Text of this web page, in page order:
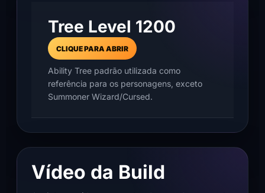
Tree Level 1200
CLIQUE PARA ABRIR
Ability Tree padrão utilizada como
referência para os personagens, exceto
Summoner Wizard/Cursed.
Vídeo da Build